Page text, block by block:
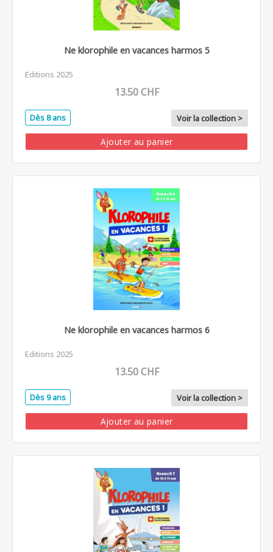
Ne klorophile en vacances harmos 5
Editions 2025
13.50 CHF
Dès 8 ans Voir la collection >
Ajouter au panier
Ne klorophile en vacances harmos 6
Editions 2025
13.50 CHF
Dès 9 ans Voir la collection >
Ajouter au panier